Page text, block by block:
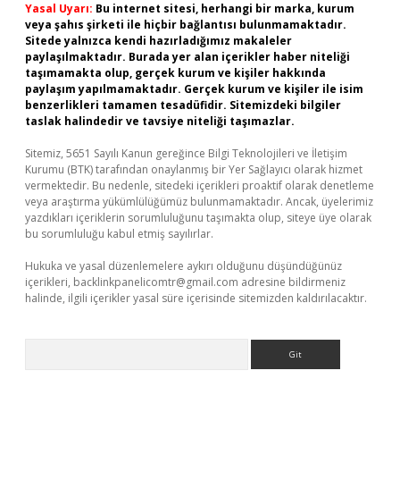
Yasal Uyarı: Bu internet sitesi, herhangi bir marka, kurum
veya şahıs şirketi ile hiçbir bağlantısı bulunmamaktadır.
Sitede yalnızca kendi hazırladığımız makaleler
paylaşılmaktadır. Burada yer alan içerikler haber niteliği
taşımamakta olup, gerçek kurum ve kişiler hakkında
paylaşım yapılmamaktadır. Gerçek kurum ve kişiler ile isim
benzerlikleri tamamen tesadüfidir. Sitemizdeki bilgiler
taslak halindedir ve tavsiye niteliği taşımazlar.
Sitemiz, 5651 Sayılı Kanun gereğince Bilgi Teknolojileri ve İletişim
Kurumu (BTK) tarafından onaylanmış bir Yer Sağlayıcı olarak hizmet
vermektedir. Bu nedenle, sitedeki içerikleri proaktif olarak denetleme
veya araştırma yükümlülüğümüz bulunmamaktadır. Ancak, üyelerimiz
yazdıkları içeriklerin sorumluluğunu taşımakta olup, siteye üye olarak
bu sorumluluğu kabul etmiş sayılırlar.
Hukuka ve yasal düzenlemelere aykırı olduğunu düşündüğünüz
içerikleri, backlinkpanelicomtr@gmail.com adresine bildirmeniz
halinde, ilgili içerikler yasal süre içerisinde sitemizden kaldırılacaktır.